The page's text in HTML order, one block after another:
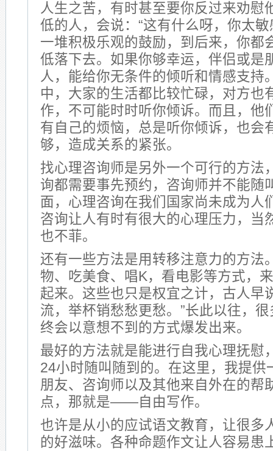
人生之苦，有时甚至要你反过来劝慰
低的人，会说：“这有什么呀，你太
一堆积极乐观的鼓励，到后来，你都
低落下去。如果你够幸运，伴侣或是
人，能给你无条件的倾听和情感支持
中，大家的生活都比较忙碌，对方也
作，不可能时时听你倾诉。而且，他
有自己的烦恼，总是听你倾诉，也会
够，造成关系的紧张。
找心理咨询师是另外一个可行的方法
询都需要事先预约，咨询师并不能随
面，心理咨询在我们国家尚未成为人
咨询让人有时有很大的心理压力，当
也不菲。
还有一些方法是用转移注意力的方法
物、吃美食、唱K，看电影等方式，
起来。这些也只是权宜之计，古人早
流，举杯销愁愁更愁。”长此以往，
终会以意想不到的方式爆发出来。
最好的方法就是能进行自我心理抚慰
24小时随叫随到的。在这里，我提供
朋友、咨询师以及其他来自外在的帮
点，那就是——自由写作。
也许是从小的应试语文教育，让很多
的好滋味。各种命题作文让人容易患